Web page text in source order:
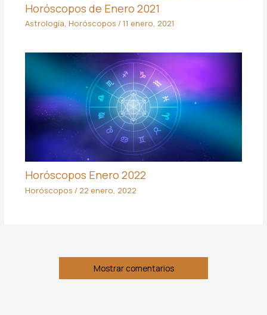
Horóscopos de Enero 2021
Astrología, Horóscopos / 11 enero, 2021
Horóscopos Enero 2022
Horóscopos / 22 enero, 2022
Mostrar comentarios